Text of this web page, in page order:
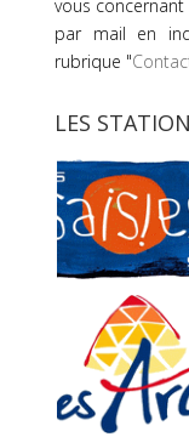
vous
par mail en
rubrique "
LES